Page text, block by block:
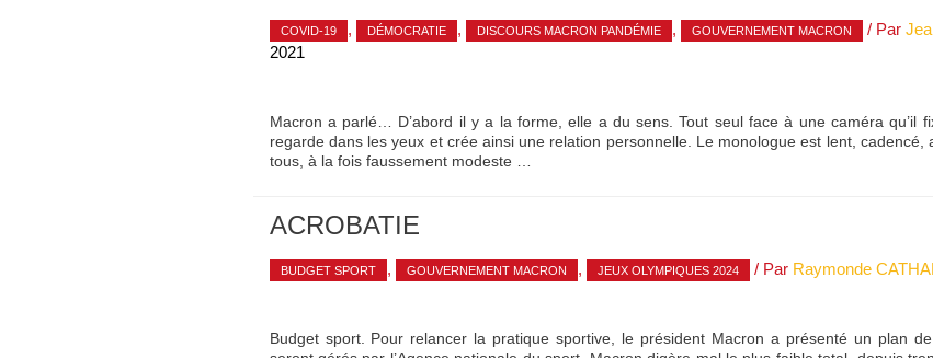
COVID-19 , DÉMOCRATIE , DISCOURS MACRON PANDÉMIE , GOUVERNEMENT MACRON / Par
2021
Macron a parlé… D’abord il y a la forme, elle a du sens. Tout seul face à une caméra qu’il
regarde dans les yeux et crée ainsi une relation personnelle. Le monologue est lent, cadencé,
tous, à la fois faussement modeste …
ACROBATIE
BUDGET SPORT , GOUVERNEMENT MACRON , JEUX OLYMPIQUES 2024 / Par Raymonde
Budget sport. Pour relancer la pratique sportive, le président Macron a présenté un plan